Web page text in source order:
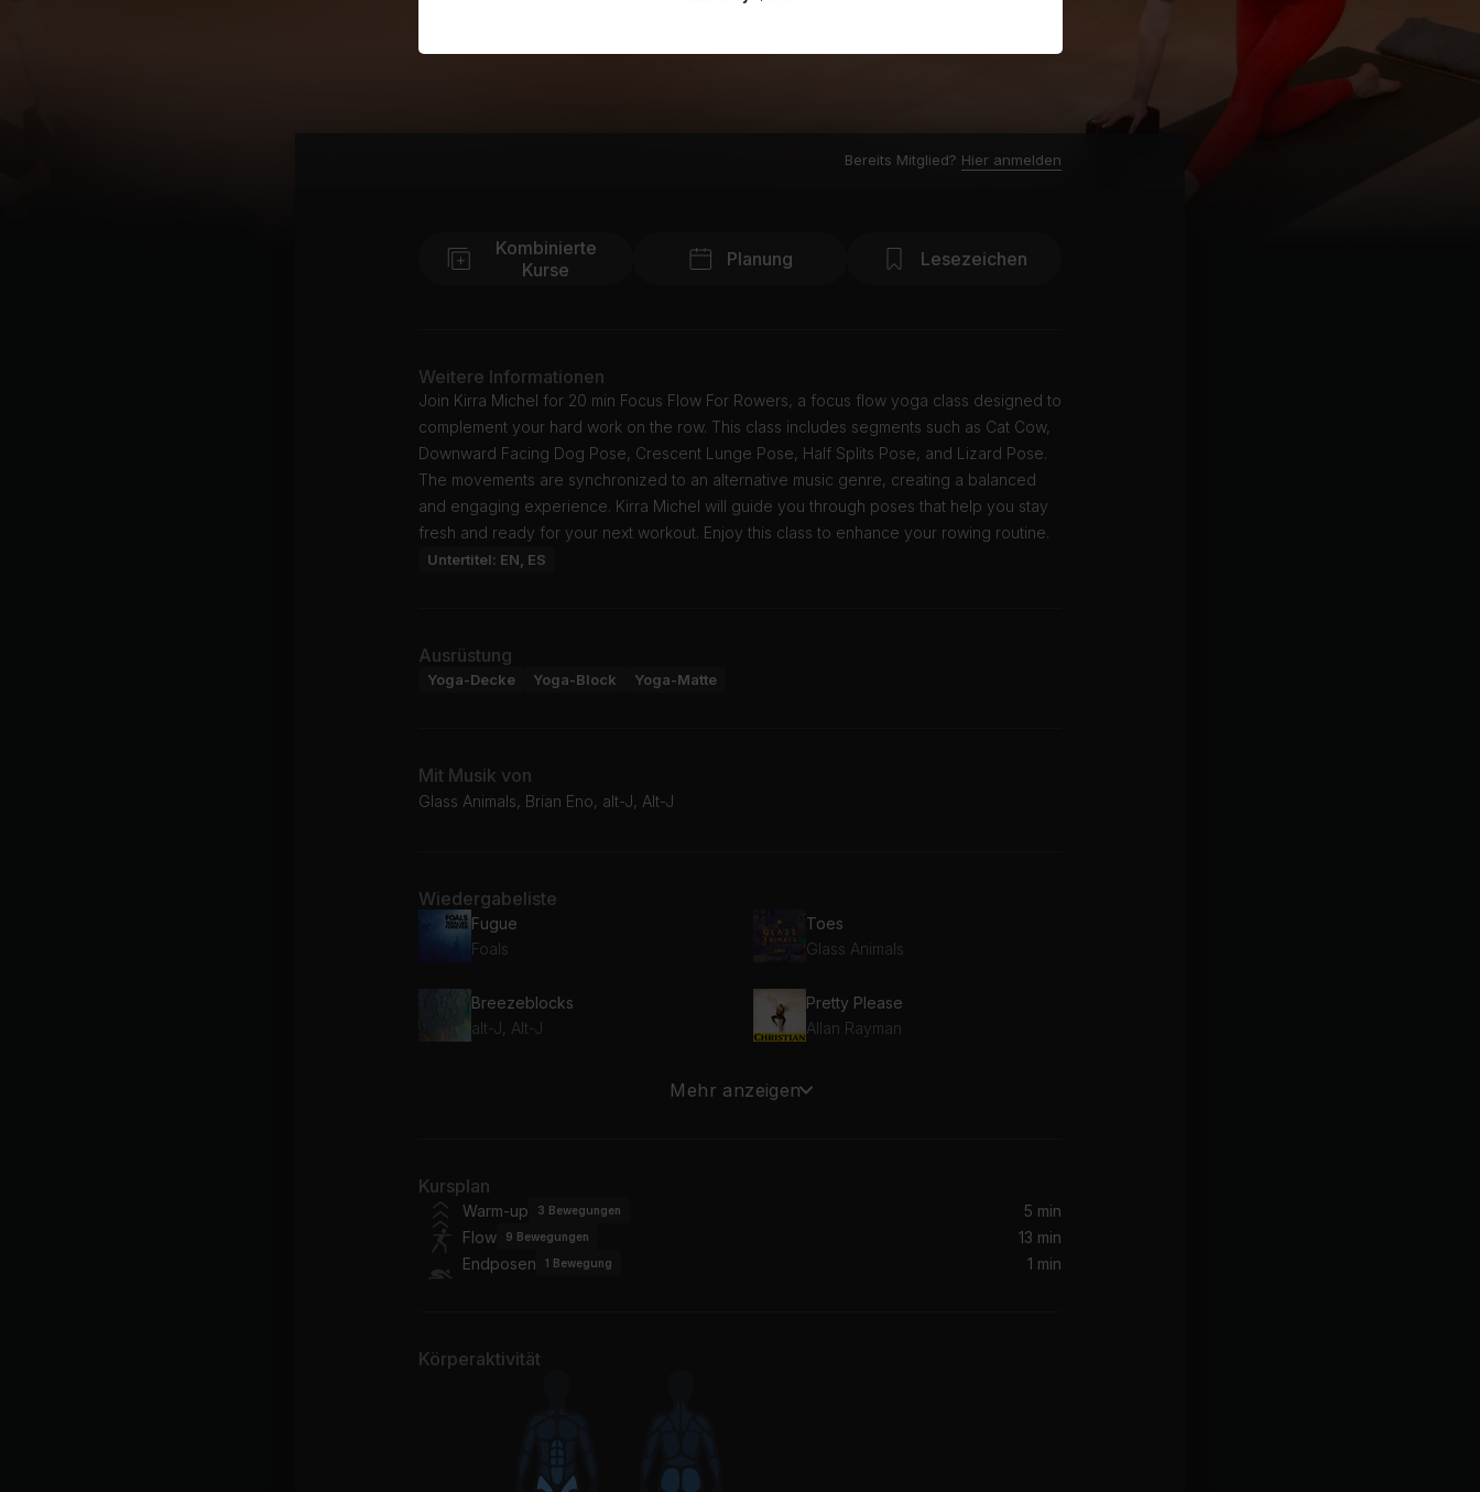
Bereits Mitglied? Hier anmelden
Kombinierte
Kurse
Planung Lesezeichen
Weitere Informationen
Join Kirra Michel for 20 min Focus Flow For Rowers, a focus flow yoga class designed to
complement your hard work on the row. This class includes segments such as Cat Cow,
Downward Facing Dog Pose, Crescent Lunge Pose, Half Splits Pose, and Lizard Pose.
The movements are synchronized to an alternative music genre, creating a balanced
and engaging experience. Kirra Michel will guide you through poses that help you stay
fresh and ready for your next workout. Enjoy this class to enhance your rowing routine.
Untertitel: EN, ES
Ausrüstung
Yoga-Decke Yoga-Block Yoga-Matte
Mit Musik von
Glass Animals, Brian Eno, alt-J, Alt-J
Wiedergabeliste
Fugue
Foals
Toes
Glass Animals
Breezeblocks
alt-J, Alt-J
Pretty Please
Allan Rayman
Brian Eno
Mehr anzeigen
Kursplan
Warm-up 3 Bewegungen
5 min
Flow
9 Bewegungen
13 min
Endposen
1 Bewegung 1 min
Körperaktivität